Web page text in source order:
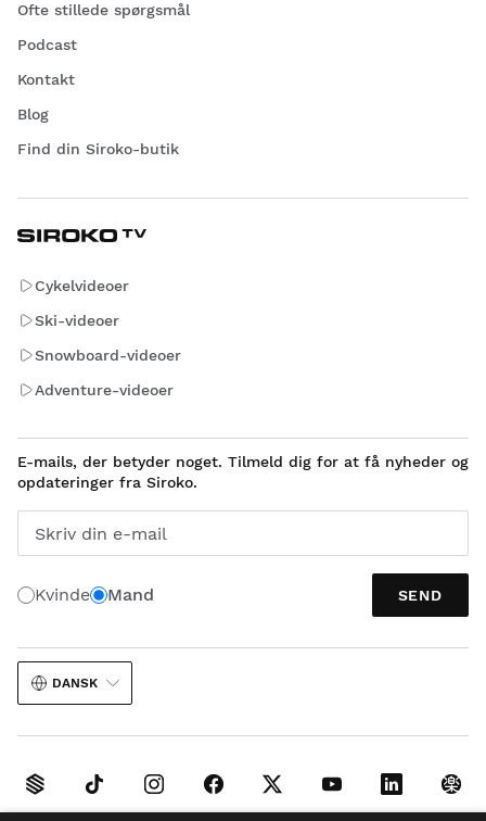
Ofte stillede spørgsmål
Podcast
Kontakt
Blog
Find din Siroko-butik
Cykelvideoer
Ski-videoer
Snowboard-videoer
Adventure-videoer
E-mails, der betyder noget. Tilmeld dig for at få nyheder og
opdateringer fra Siroko.
Skriv din e-mail
Kvinde Mand SEND
DANSK